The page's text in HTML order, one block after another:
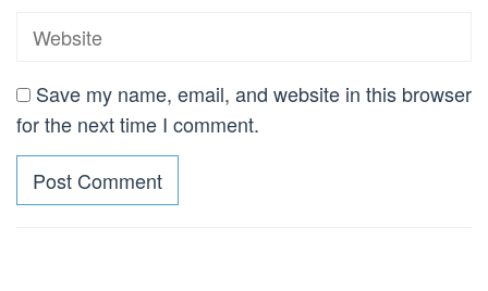
Save my name, email, and website in this browser
for the next time I comment.